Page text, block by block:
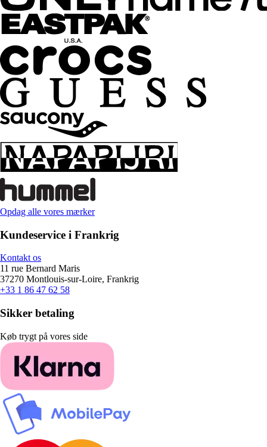
Opdag alle vores mærker
Kundeservice i Frankrig
Kontakt os
11 rue Bernard Maris
37270 Montlouis-sur-Loire, Frankrig
+33 1 86 47 62 58
Sikker betaling
Køb trygt på vores side